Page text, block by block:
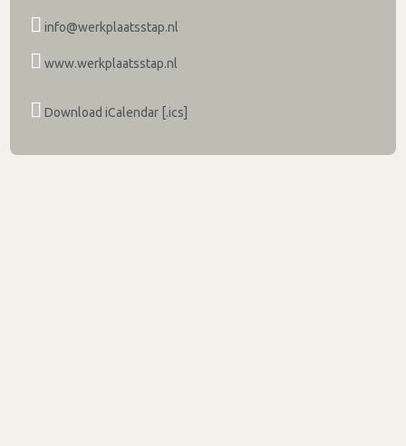
info@werkplaatsstap.nl
www.werkplaatsstap.nl
Download iCalendar [.ics]